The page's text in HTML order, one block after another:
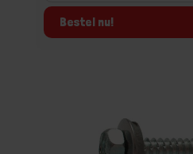
Bestel nu!